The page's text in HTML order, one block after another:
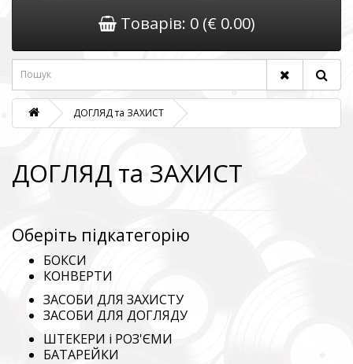
Товарів: 0 (€ 0.00)
ДОГЛЯД та ЗАХИСТ
ДОГЛЯД та ЗАХИСТ
Оберіть підкатегорію
БОКСИ
КОНВЕРТИ
ЗАСОБИ ДЛЯ ЗАХИСТУ
ЗАСОБИ ДЛЯ ДОГЛЯДУ
ШТЕКЕРИ і РОЗ'ЄМИ
БАТАРЕЙКИ